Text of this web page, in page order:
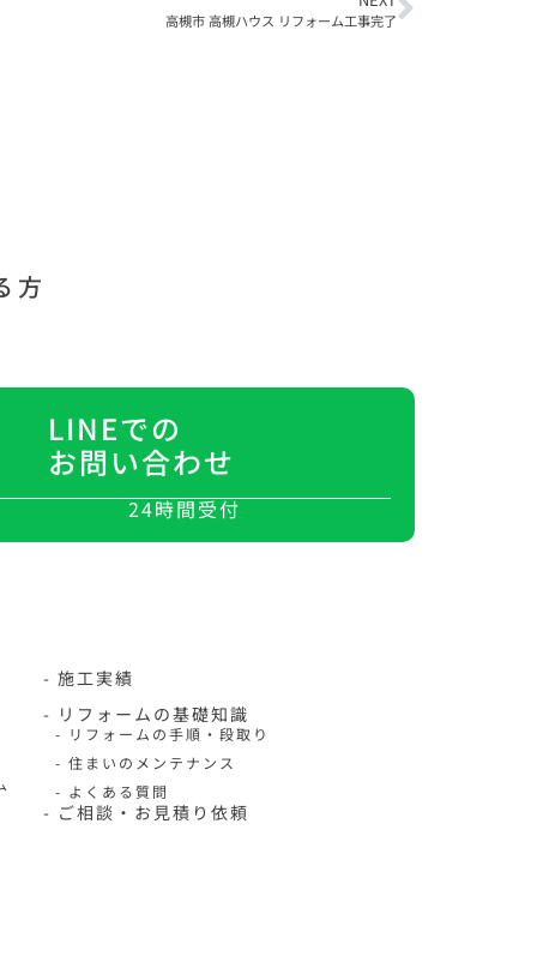
高槻市 高槻ハウス リフォーム工事完了
方
LINEでの
お問い合わせ
24時間受付
- 施工実績
- リフォームの基礎知識
- リフォームの手順・段取り
- 住まいのメンテナンス
- よくある質問
- ご相談・お見積り依頼